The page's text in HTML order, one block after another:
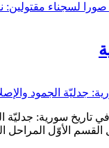
لسجناء مقتولين:
جدليّة الجمود
تاريخ سورية: جدليّة
الأوّل المراحل